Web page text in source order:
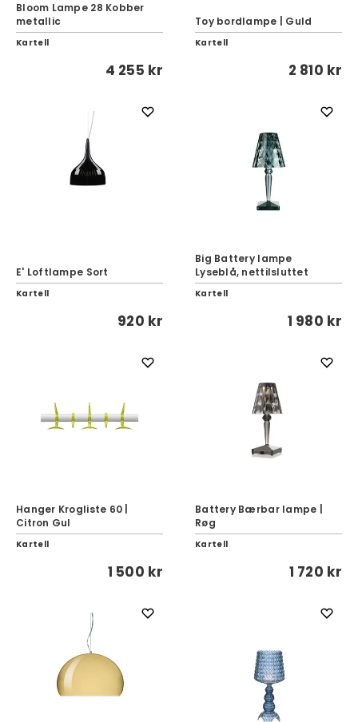
Bloom Lampe 28 Kobber
metallic
Kartell
4 255 kr
Toy bordlampe | Guld
Kartell
2 810 kr
E' Loftlampe Sort
Kartell
920 kr
Big Battery lampe
Lyseblå, nettilsluttet
Kartell
1 980 kr
Hanger Krogliste 60 |
Citron Gul
Kartell
1 500 kr
Battery Bærbar lampe |
Røg
Kartell
1 720 kr